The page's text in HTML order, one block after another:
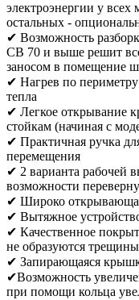
электроэнергии у всех
остальных -
✔ Возможность
CB 70 и выше решит
заносом в помещение
✔ Нагрев по
тепла
✔ Легкое открывание
стойкам (начиная с
✔ Практичная ручка
перемещения
✔ 2 варианта рабочей
возможности
✔ Широко
✔ Вытяжное
✔ Качественное
не образуются трещины
✔ Запирающаяся
✔Возможность
при помощи кольца